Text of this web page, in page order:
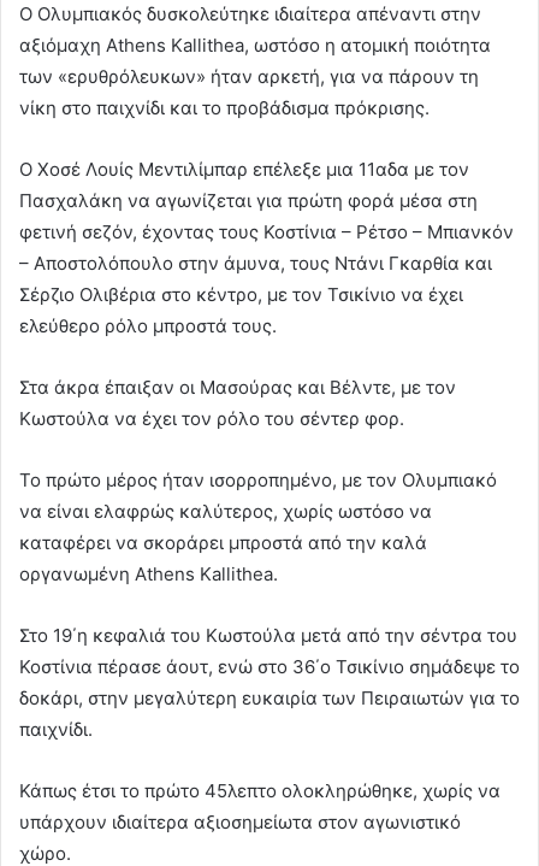
Ο Ολυμπιακός δυσκολεύτηκε ιδιαίτερα απέναντι στην
αξιόμαχη Αthens Kallithea, ωστόσο η ατομική ποιότητα
των «ερυθρόλευκων» ήταν αρκετή, για να πάρουν τη
νίκη στο παιχνίδι και το προβάδισμα πρόκρισης.
Ο Χοσέ Λουίς Μεντιλίμπαρ επέλεξε μια 11αδα με τον
Πασχαλάκη να αγωνίζεται για πρώτη φορά μέσα στη
φετινή σεζόν, έχοντας τους Κοστίνια – Ρέτσο – Μπιανκόν
– Αποστολόπουλο στην άμυνα, τους Ντάνι Γκαρθία και
Σέρζιο Ολιβέρια στο κέντρο, με τον Τσικίνιο να έχει
ελεύθερο ρόλο μπροστά τους.
Στα άκρα έπαιξαν οι Μασούρας και Βέλντε, με τον
Κωστούλα να έχει τον ρόλο του σέντερ φορ.
Το πρώτο μέρος ήταν ισορροπημένο, με τον Ολυμπιακό
να είναι ελαφρώς καλύτερος, χωρίς ωστόσο να
καταφέρει να σκοράρει μπροστά από την καλά
οργανωμένη Αthens Kallithea.
Στο 19΄η κεφαλιά του Κωστούλα μετά από την σέντρα του
Κοστίνια πέρασε άουτ, ενώ στο 36΄ο Τσικίνιο σημάδεψε το
δοκάρι, στην μεγαλύτερη ευκαιρία των Πειραιωτών για το
παιχνίδι.
Κάπως έτσι το πρώτο 45λεπτο ολοκληρώθηκε, χωρίς να
υπάρχουν ιδιαίτερα αξιοσημείωτα στον αγωνιστικό
χώρο.